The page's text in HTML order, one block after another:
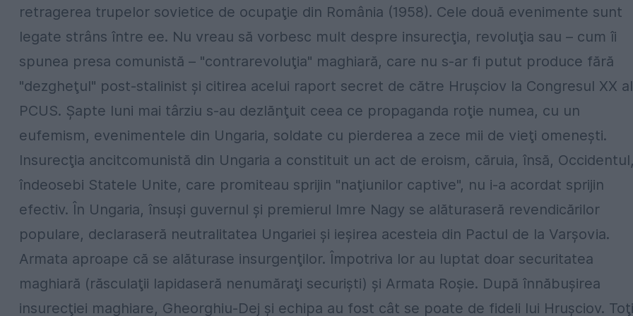
retragerea trupelor sovietice de ocupaţie din România (1958). Cele două evenimente sunt
legate strâns între ee. Nu vreau să vorbesc mult despre insurecţia, revoluţia sau – cum îi
spunea presa comunistă – "contrarevoluţia" maghiară, care nu s-ar fi putut produce fără
"dezgheţul" post-stalinist şi citirea acelui raport secret de către Hruşciov la Congresul XX al
PCUS. Şapte luni mai târziu s-au dezlănţuit ceea ce propaganda roţie numea, cu un
eufemism, evenimentele din Ungaria, soldate cu pierderea a zece mii de vieţi omeneşti.
Insurecţia ancitcomunistă din Ungaria a constituit un act de eroism, căruia, însă,
îndeosebi Statele Unite, care promiteau sprijin "naţiunilor captive", nu i-a acordat sprijin
efectiv. În Ungaria, însuși guvernul şi premierul Imre Nagy se alăturaseră revendicărilor
populare, declaraseră neutralitatea Ungariei şi ieşirea acesteia din Pactul de la Varşovia.
Armata aproape că se alăturase insurgenţilor. Împotriva lor au luptat doar securitatea
maghiară (răsculaţii lapidaseră nenumăraţi securişti) şi Armata Roşie. După înnăbuşirea
insurecţiei maghiare, Gheorghiu-Dej şi echipa au fost cât se poate de fideli lui Hruşciov. Toţi